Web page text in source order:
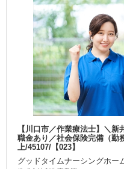
【川口市／作業療法士】＼
職金あり／社会保険完備（勤
上/45107/【023】
グッドタイムナーシングホー